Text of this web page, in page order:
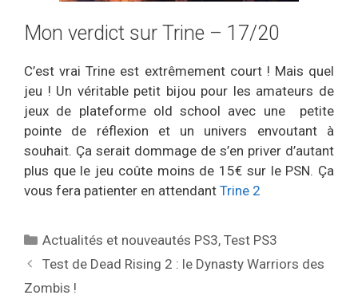
Mon verdict sur Trine – 17/20
C’est vrai Trine est extrêmement court ! Mais quel
jeu ! Un véritable petit bijou pour les amateurs de
jeux de plateforme old school avec une petite
pointe de réflexion et un univers envoutant à
souhait. Ça serait dommage de s’en priver d’autant
plus que le jeu coûte moins de 15€ sur le PSN. Ça
vous fera patienter en attendant Trine 2
Catégories
Actualités et nouveautés PS3,Test PS3
Test de Dead Rising 2 : le Dynasty Warriors des
Zombis !